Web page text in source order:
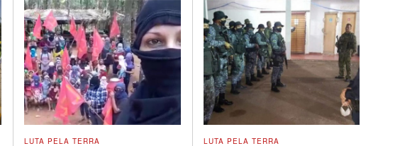
LUTA PELA TERRA LUTA PELA TERRA